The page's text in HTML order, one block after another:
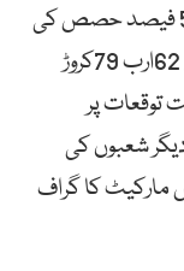
اسٹاک مارکیٹ میں تیزی کے سبب 55.17 فیصد حصص کی
قیمتیں بڑھ گئیں، حصص کی مالیت میں 62ارب 79کروڑ
توقعات پر
شعبوں کی
مارکیٹ کا گراف